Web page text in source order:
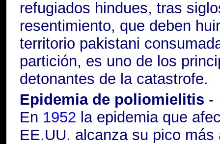
refugiados hindues, tras
resentimiento, que deben
territorio pakistani
partición, es uno de los
detonantes de la catastrofe.
Epidemia de poliomielitis -
En 1952 la epidemia que
EE.UU. alcanza su pico más